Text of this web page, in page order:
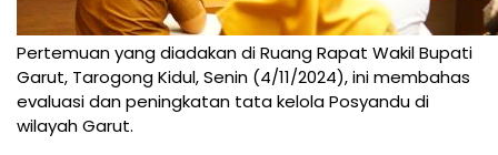
Pertemuan yang diadakan di Ruang Rapat Wakil Bupati
Garut, Tarogong Kidul, Senin (4/11/2024), ini membahas
evaluasi dan peningkatan tata kelola Posyandu di
wilayah Garut.